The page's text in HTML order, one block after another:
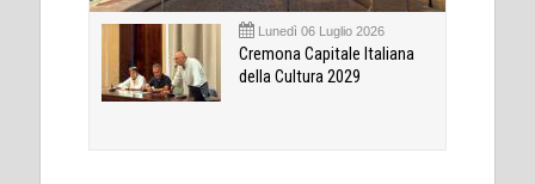
Lunedì 06 Luglio 2026
Cremona Capitale Italiana
della Cultura 2029